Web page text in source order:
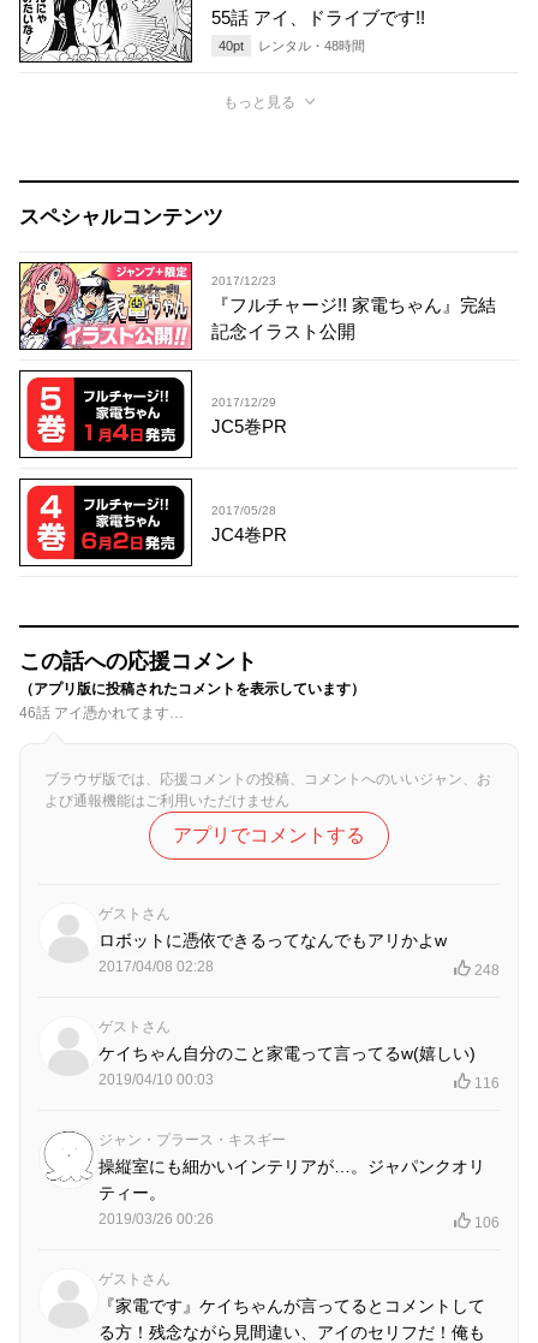
55話 アイ、ドライブです!!
40pt レンタル・ 48時間
もっと見る
スペシャルコンテンツ
2017/12/23
『フルチャージ!! 家電ちゃん』完結
記念イラスト公開
2017/12/29
JC5巻PR
2017/05/28
JC4巻PR
この話への応援コメント
（アプリ版に投稿されたコメントを表示しています）
46話 アイ憑かれてます…
ブラウザ版では、応援コメントの投稿、コメントへのいいジャン、お
よび通報機能はご利用いただけません
アプリでコメントする
ゲストさん
ロボットに憑依できるってなんでもアリかよw
2017/04/08 02:28 248
ゲストさん
ケイちゃん自分のこと家電って言ってるw(嬉しい)
2019/04/10 00:03 116
ジャン・プラース・キスギー
操縦室にも細かいインテリアが…。ジャパンクオリ
ティー。
2019/03/26 00:26 106
ゲストさん
『家電です』ケイちゃんが言ってるとコメントして
る方！残念ながら見間違い、アイのセリフだ！俺も